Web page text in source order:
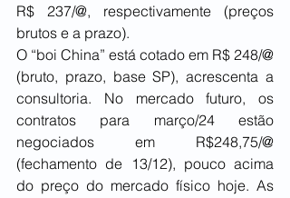
R$ 237/@, respectivamente (preços
brutos e a prazo).
O “boi China” está cotado em R$ 248/@
(bruto, prazo, base SP), acrescenta a
consultoria. No mercado futuro, os
contratos para março/24 estão
negociados em R$248,75/@
(fechamento de 13/12), pouco acima
do preço do mercado físico hoje. As